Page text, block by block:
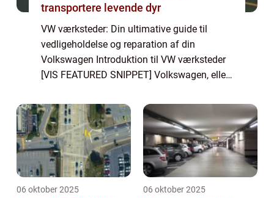
transportere levende dyr
VW værksteder: Din ultimative guide til
vedligeholdelse og reparation af din
Volkswagen Introduktion til VW værksteder
[VIS FEATURED SNIPPET] Volkswagen, eller
mest anerkendte bilmærker kendt for sin
kvalit...
06 oktober 2025 06 oktober 2025